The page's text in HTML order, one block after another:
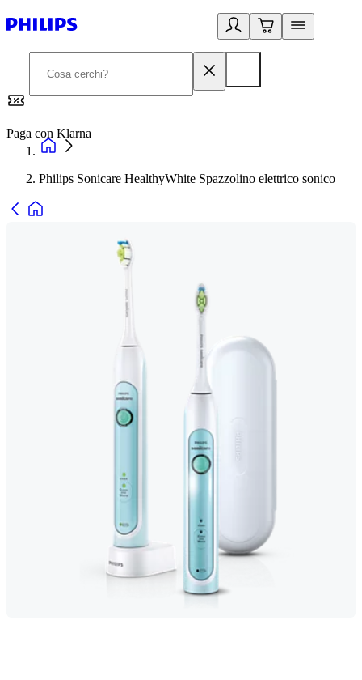
Paga con Klarna
Philips Sonicare HealthyWhite Spazzolino elettrico sonico